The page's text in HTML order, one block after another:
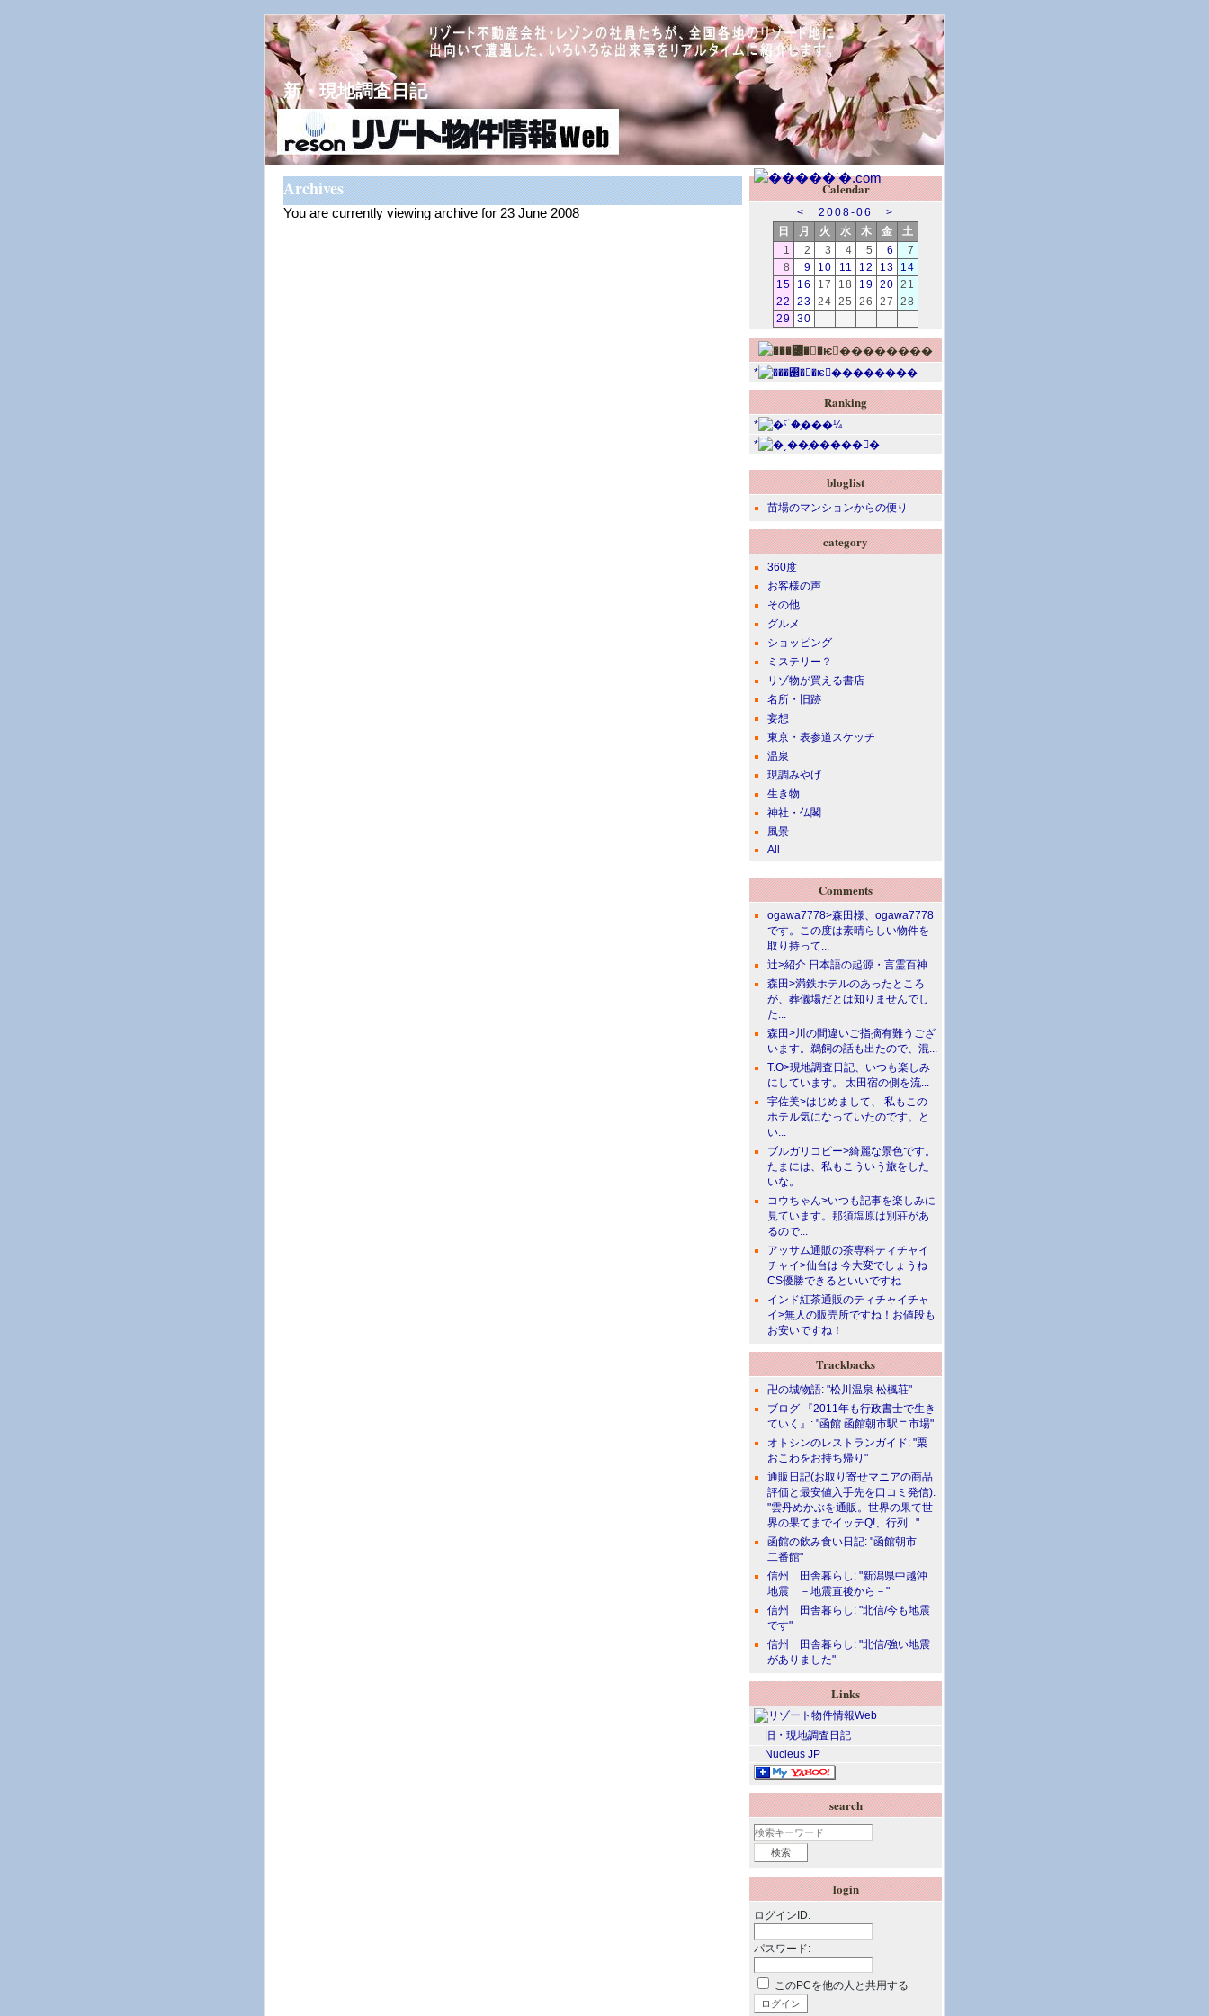
新・現地調査日記
Archives
You are currently viewing archive for 23 June 2008
Calendar
< 2008-06
>
日
月 火 水 木 金
土
1
2 3 4 5 6
7
8
9 10 11 12 13
14
15
16 17 18 19 20 21
22
23 24 25 26 27
28
29 30
*
Ranking
*
*
bloglist
苗場のマンションからの便り
category
360度
お客様の声
その他
グルメ
ショッピング
ミステリー？
リゾ物が買える書店
名所・旧跡
妄想
東京・表参道スケッチ
温泉
現調みやげ
生き物
神社・仏閣
風景
All
Comments
ogawa7778>森田様、ogawa7778
です。この度は素晴らしい物件を
取り持って...
辻>紹介 日本語の起源・言霊百神
森田>満鉄ホテルのあったところ
が、葬儀場だとは知りませんでし
た...
森田>川の間違いご指摘有難うござ
います。鵜飼の話も出たので、混...
T.O>現地調査日記、いつも楽しみ
にしています。 太田宿の側を流...
宇佐美>はじめまして、 私もこの
ホテル気になっていたのです。と
い...
ブルガリコピー>綺麗な景色です。
たまには、私もこういう旅をした
いな。
コウちゃん>いつも記事を楽しみに
見ています。那須塩原は別荘があ
るので...
アッサム通販の茶専科ティチャイ
チャイ>仙台は 今大変でしょうね
CS優勝できるといいですね
インド紅茶通販のティチャイチャ
イ>無人の販売所ですね！お値段も
お安いですね！
Trackbacks
卍の城物語: "松川温泉 松楓荘"
ブログ 『2011年も行政書士で生き
ていく』: "函館 函館朝市駅ニ市場"
オトシンのレストランガイド: "栗
おこわをお持ち帰り"
通販日記(お取り寄せマニアの商品
評価と最安値入手先を口コミ発信):
"雲丹めかぶを通販。世界の果て世
界の果てまでイッテQ!、行列..."
函館の飲み食い日記: "函館朝市
二番館"
信州 田舎暮らし: "新潟県中越沖
地震 －地震直後から－"
信州 田舎暮らし: "北信/今も地震
です"
信州 田舎暮らし: "北信/強い地震
がありました"
Links
旧・現地調査日記
Nucleus JP
search
login
ログインID:
パスワード:
このPCを他の人と共用する